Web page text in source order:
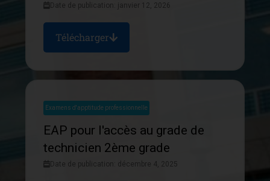
Date de publication: janvier 12, 2026
Télécharger
Examens d'apptitude professionnelle
EAP pour l'accès au grade de
technicien 2ème grade
Date de publication: décembre 4, 2025